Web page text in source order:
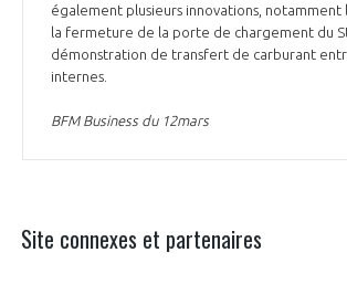
également plusieurs innovations,
la fermeture de la porte de chargement du
démonstration de transfert de carburant
internes.
BFM Business du 12mars
Site connexes et partenaires